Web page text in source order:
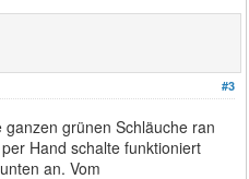
#3
grünen Schläuche ran
Hand schalte funktioniert
an. Vom